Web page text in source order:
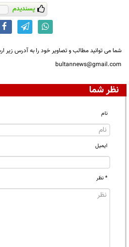
پسندیدم
شما می توانید مطالب و تصاویر خود را به آدرس زیر
bultannews@gmail.com
نظر شما
نام
ایمیل
* نظر